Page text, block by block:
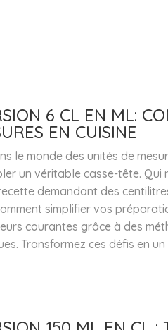
6 CL EN ML:
EN CUISINE
le monde des unités de
un véritable casse-tête. Qui
demandant des
simplifier vos
courantes grâce à des
Transformez ces défis en